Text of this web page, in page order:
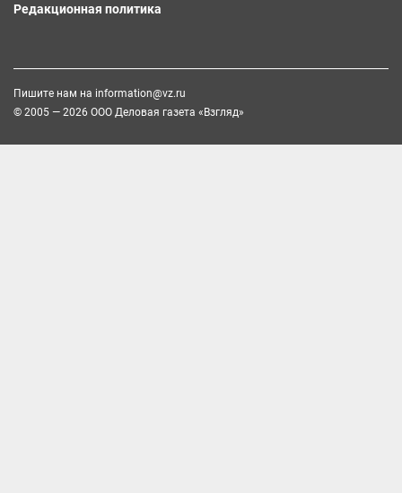
Редакционная политика
Пишите нам на information@vz.ru
© 2005 — 2026 ООО Деловая газета «Взгляд»